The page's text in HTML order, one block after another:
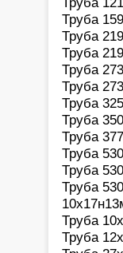
Труба
Труба
Труба
Труба
Труба
Труба
Труба
Труба
Труба
Труба
Труба
Труба
Труба